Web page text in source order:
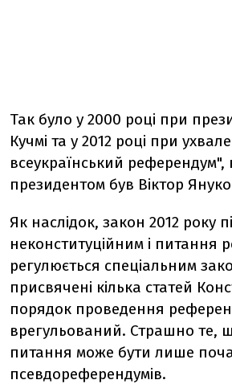
Так було у 2000 році при
Кучмі та у 2012 році при
всеукраїнський референдум",
президентом був Віктор
Як наслідок, закон 2012 року
неконституційним і питання
регулюється спеціальним
присвячені кілька статей
порядок проведення
врегульований. Страшно те,
питання може бути лише
псевдореферендумів.